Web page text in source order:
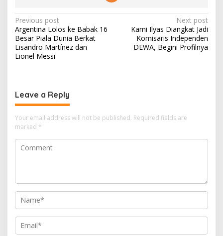
P
o
s
t
a
v
i
g
a
o
n
Previous post
Argentina Lolos ke Babak 16
Besar Piala Dunia Berkat
Lisandro Martínez dan
Lionel Messi
Next post
Karni Ilyas Diangkat Jadi
Komisaris Independen
DEWA, Begini Profilnya
Leave a Reply
Your email address will not be published. Required fields are
marked *